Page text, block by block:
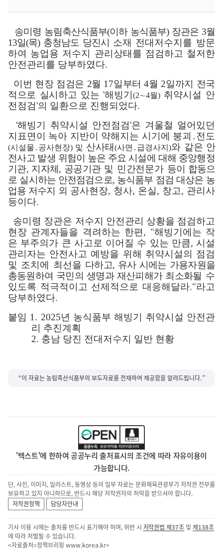
송미령 농림축산식품부(이하 농식품부) 장관은 3월
13일(목) 충청남도 당진시 소재 전대저수지를 방문
하여 농업용 저수지 관리상태를 점검하고 철저한
안전관리를 당부하였다.
이번 현장 점검은 2월 17일부터4월 2일까지 전국
적으로 실시하고 있는 '해빙기(2∼4월) 취약시설 안
전점검'의 일환으로 진행되었다.
'해빙기 취약시설 안전점검'은 겨울철 얼어있던
지표면이 녹아 지반이 약해지는 시기에 붕괴 ․전도
(시설물 ․ 공사현장) 및 산사태(사면 ․ 급경사지)와 같은 안
전사고 발생 위험이 높은 주요 시설에 대해 중앙행정
기관, 지자체, 공공기관 및 민간전문가 등이 합동으
로 실시하는 안전점검으로, 농식품부 점검 대상은 농
업용 저수지 외 공사현장, 청사, 온실, 창고, 관리사
등이다.
송미령 장관은 저수지 안전관리 상황을 점검하고
현장 관계자들을 격려하는 한편, "해빙기에는 작
은 부주의가 큰 사고로 이어질 수 있는 만큼, 시설
관리자는 안전사고 예방을 위해 취약시설의 점검
및 조치에 최선을 다하고, 유사 시에는 가용자원을
총동원하여 국민의 생명과 재산피해가 최소화될 수
있도록 적극적이고 선제적으로 대응해달라."라고
당부하였다.
붙임 1. 2025년 농식품부 해빙기 취약시설 안전관
리 추진계획
2. 충남 당진 전대저수지 일반 현황
“이 자료는 농림축산식품부의 보도자료를 전재하여 제공함을 알려드립니다.”
'텍스트'에 한하여 공공누리 출처표시의 조건에 따라 자유이용이
가능합니다.
단, 사진, 이미지, 일러스트, 동영상 등의 일부 자료는 문화체육관광부가 저작권 전부를
보유하고 있지 아니하므로, 반드시 해당 저작권자의 허락을 받으셔야 합니다.
저작권정책
담당자안내
기사 이용 시에는 출처를 반드시 표기해야 하며, 위반 시 저작권법 제37조 및제138조
에 따라 처벌될 수 있습니다.
<자료출처=정책브리핑 www.korea.kr>